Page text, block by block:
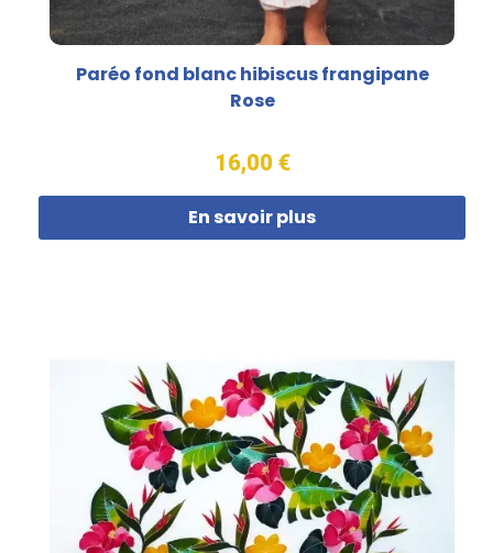
Paréo fond blanc hibiscus frangipane
Rose
16,00 €
En savoir plus